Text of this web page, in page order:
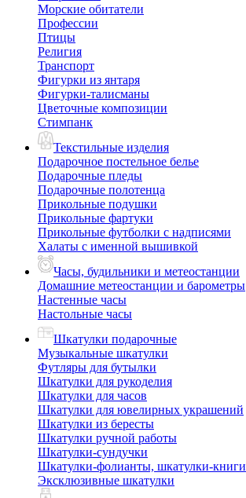
Морские обитатели
Профессии
Птицы
Религия
Транспорт
Фигурки из янтаря
Фигурки-талисманы
Цветочные композиции
Стимпанк
Текстильные изделия
Подарочное постельное белье
Подарочные пледы
Подарочные полотенца
Прикольные подушки
Прикольные фартуки
Прикольные футболки с надписями
Халаты с именной вышивкой
Часы, будильники и метеостанции
Домашние метеостанции и барометры
Настенные часы
Настольные часы
Шкатулки подарочные
Музыкальные шкатулки
Футляры для бутылки
Шкатулки для рукоделия
Шкатулки для часов
Шкатулки для ювелирных украшений
Шкатулки из бересты
Шкатулки ручной работы
Шкатулки-сундучки
Шкатулки-фолианты, шкатулки-книги
Эксклюзивные шкатулки